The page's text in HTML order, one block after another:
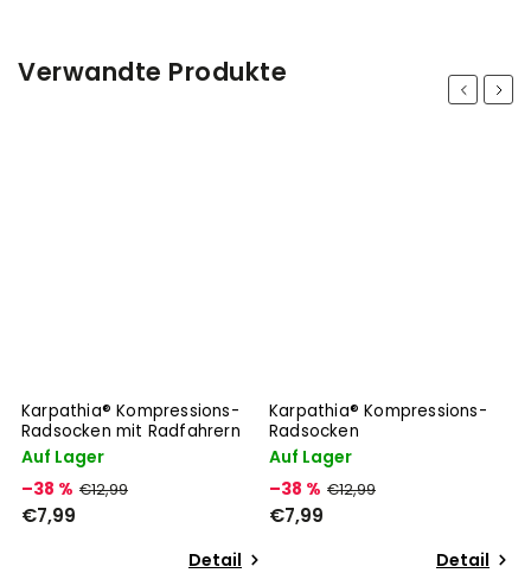
Verwandte Produkte Previous
Karpathia® Kompressions-
Radsocken mit Radfahrern
Auf Lager
–38 % €12,99
€7,99
Detail
Karpathia® Kompressions-
Radsocken
Auf Lager
–38 % €12,99
€7,99
Detail
Next